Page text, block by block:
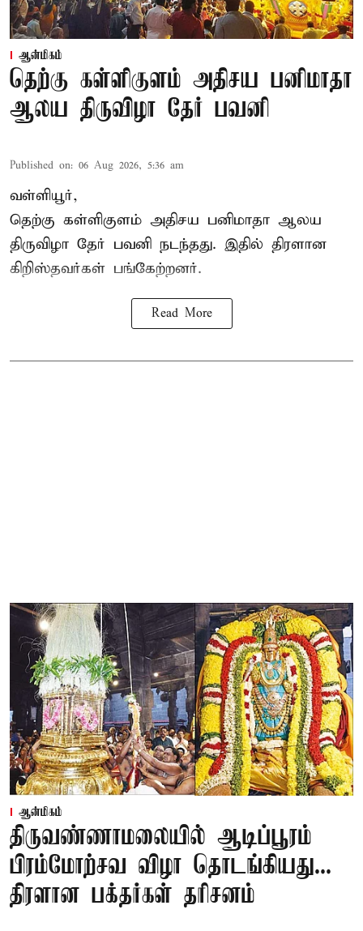
ஆன்மிகம்
தெற்கு கள்ளிகுளம் அதிசய பனிமாதா
ஆலய திருவிழா தேர் பவனி
Published on: 06 Aug 2026, 5:36 am
வள்ளியூர்,
தெற்கு கள்ளிகுளம் அதிசய பனிமாதா ஆலய
திருவிழா தேர் பவனி நடந்தது. இதில் திரளான
கிறிஸ்தவர்கள் பங்கேற்றனர்.
Read More
ஆன்மிகம்
திருவண்ணாமலையில் ஆடிப்பூரம்
பிரம்மோற்சவ விழா தொடங்கியது...
திரளான பக்தர்கள் தரிசனம்